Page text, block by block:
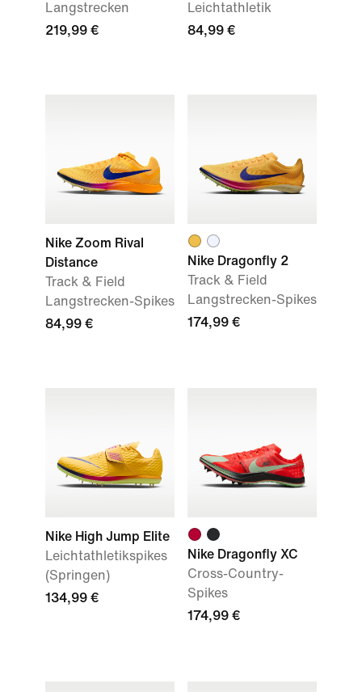
Langstrecken
219,99 €
Leichtathletik
84,99 €
Nike Zoom Rival
Distance
Track & Field
Langstrecken-Spikes
84,99 €
Nike Dragonfly 2
Track & Field
Langstrecken-Spikes
174,99 €
Nike High Jump Elite
Leichtathletikspikes
(Springen)
134,99 €
Nike Dragonfly XC
Cross-Country-
Spikes
174,99 €